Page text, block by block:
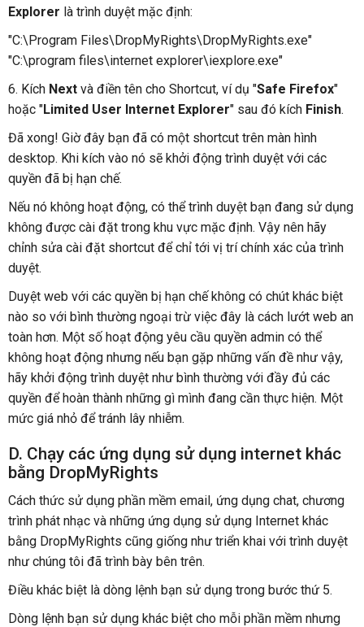
Explorer là trình duyệt mặc định:
"C:\Program Files\DropMyRights\DropMyRights.exe"
"C:\program files\internet explorer\iexplore.exe"
6. Kích Next và điền tên cho Shortcut, ví dụ "Safe Firefox"
hoặc "Limited User Internet Explorer" sau đó kích Finish.
Đã xong! Giờ đây bạn đã có một shortcut trên màn hình
desktop. Khi kích vào nó sẽ khởi động trình duyệt với các
quyền đã bị hạn chế.
Nếu nó không hoạt động, có thể trình duyệt bạn đang sử dụng
không được cài đặt trong khu vực mặc định. Vậy nên hãy
chỉnh sửa cài đặt shortcut để chỉ tới vị trí chính xác của trình
duyệt.
Duyệt web với các quyền bị hạn chế không có chút khác biệt
nào so với bình thường ngoại trừ việc đây là cách lướt web an
toàn hơn. Một số hoạt động yêu cầu quyền admin có thể
không hoạt động nhưng nếu bạn gặp những vấn đề như vậy,
hãy khởi động trình duyệt như bình thường với đầy đủ các
quyền để hoàn thành những gì mình đang cần thực hiện. Một
mức giá nhỏ để tránh lây nhiễm.
D. Chạy các ứng dụng sử dụng internet khác
bằng DropMyRights
Cách thức sử dụng phần mềm email, ứng dụng chat, chương
trình phát nhạc và những ứng dụng sử dụng Internet khác
bằng DropMyRights cũng giống như triển khai với trình duyệt
như chúng tôi đã trình bày bên trên.
Điều khác biệt là dòng lệnh bạn sử dụng trong bước thứ 5.
Dòng lệnh bạn sử dụng khác biệt cho mỗi phần mềm nhưng